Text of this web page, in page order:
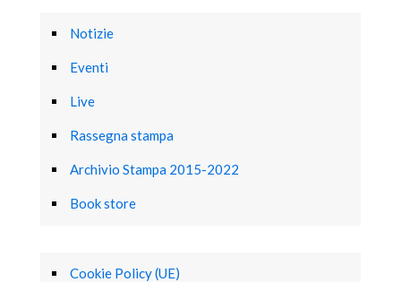
Notizie
Eventi
Live
Rassegna stampa
Archivio Stampa 2015-2022
Book store
Cookie Policy (UE)